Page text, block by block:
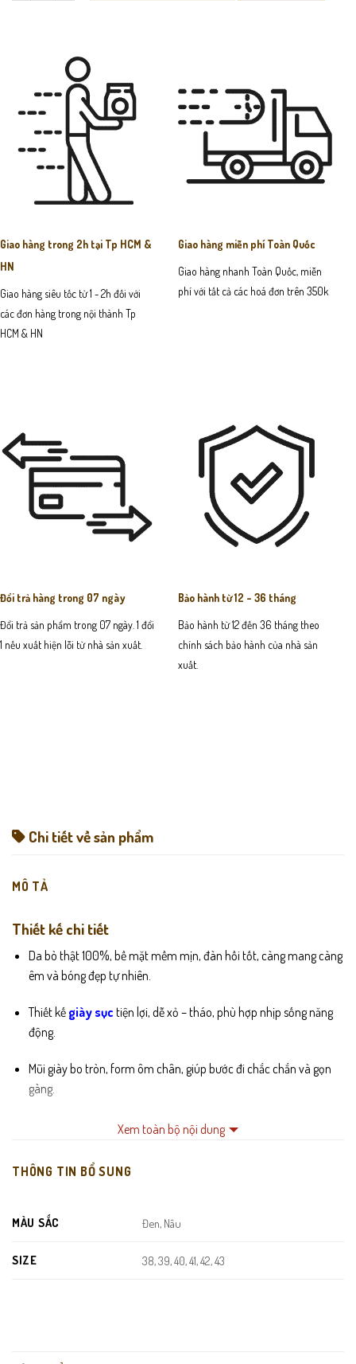
Giao hàng trong 2h tại Tp HCM &
HN
Giao hàng siêu tốc từ 1 - 2h đối với
các đơn hàng trong nội thành Tp
HCM & HN
Giao hàng miễn phí Toàn Quốc
Giao hàng nhanh Toàn Quốc, miễn
phí với tất cả các hoá đơn trên 350k
Đổi trả hàng trong 07 ngày
Đổi trả sản phẩm trong 07 ngày. 1 đổi
1 nếu xuất hiện lỗi từ nhà sản xuất.
Bảo hành từ 12 - 36 tháng
Bảo hành từ 12 đến 36 tháng theo
chính sách bảo hành của nhà sản
xuất.
Chi tiết về sản phẩm
MÔ TẢ
Thiết kế chi tiết
Da bò thật 100%, bề mặt mềm mịn, đàn hồi tốt, càng mang càng
êm và bóng đẹp tự nhiên.
Thiết kếgiày sục tiện lợi, dễ xỏ – tháo, phù hợp nhịp sống năng
động.
Mũi giày bo tròn, form ôm chân, giúp bước đi chắc chắn và gọn
gàng.
Thân giày đục lỗ thoáng khí, hạn chế bí chân và mồ hôi.
Lót trong mềm mại, êm ái, hỗ trợ giảm mỏi khi đi lâu.
Đường may chắc chắn, tỉ mỉ, tăng độ bền và tính thẩm mỹ, nằm
trong bộ sưu tập
giày da namChu Hải Nam.
Xem toàn bộ nội dung
THÔNG TIN BỔ SUNG
MÀU SẮC Đen, Nâu
SIZE 38, 39, 40, 41, 42, 43